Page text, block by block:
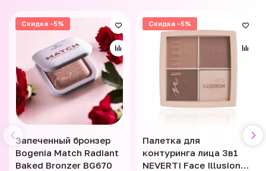
Скидка -5%
Запеченный бронзер
Bogenia Match Radiant
Baked Bronzer BG670
Скидка -5%
Палетка для
контуринга лица 3в1
NEVERTI Face Illusion